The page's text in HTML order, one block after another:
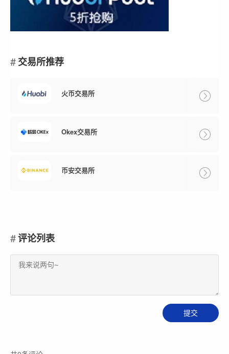
交易所推荐
火币交易所
Okex交易所
币安交易所
评论列表